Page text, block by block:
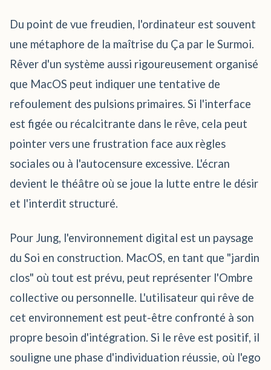
Du point de vue freudien, l'ordinateur est souvent
une métaphore de la maîtrise du Ça par le Surmoi.
Rêver d'un système aussi rigoureusement organisé
que MacOS peut indiquer une tentative de
refoulement des pulsions primaires. Si l'interface
est figée ou récalcitrante dans le rêve, cela peut
pointer vers une frustration face aux règles
sociales ou à l'autocensure excessive. L'écran
devient le théâtre où se joue la lutte entre le désir
et l'interdit structuré.
Pour Jung, l'environnement digital est un paysage
du Soi en construction. MacOS, en tant que "jardin
clos" où tout est prévu, peut représenter l'Ombre
collective ou personnelle. L'utilisateur qui rêve de
cet environnement est peut-être confronté à son
propre besoin d'intégration. Si le rêve est positif, il
souligne une phase d'individuation réussie, où l'ego